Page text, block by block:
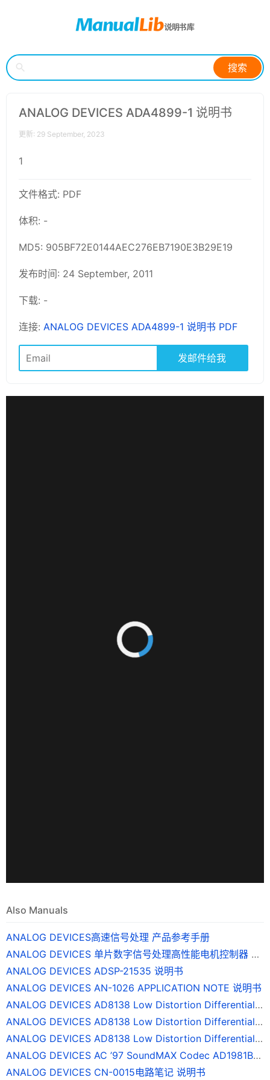
搜索
ANALOG DEVICES ADA4899-1 说明书
更新: 29 September, 2023
1
文件格式: PDF
体积: -
MD5: 905BF72E0144AEC276EB7190E3B29E19
发布时间: 24 September, 2011
下载: -
连接: ANALOG DEVICES ADA4899-1 说明书 PDF
发邮件给我
Also Manuals
ANALOG DEVICES高速信号处理 产品参考手册
ANALOG DEVICES 单片数字信号处理高性能电机控制器 ADMC401 说明书
ANALOG DEVICES ADSP-21535 说明书
ANALOG DEVICES AN-1026 APPLICATION NOTE 说明书
ANALOG DEVICES AD8138 Low Distortion Differential ADC Driver 说明书(1)
ANALOG DEVICES AD8138 Low Distortion Differential ADC Driver 说明书(1)(1)
ANALOG DEVICES AD8138 Low Distortion Differential ADC Driver 说明书(2)
ANALOG DEVICES AC ’97 SoundMAX Codec AD1981BL 说明书
ANALOG DEVICES CN-0015电路笔记 说明书